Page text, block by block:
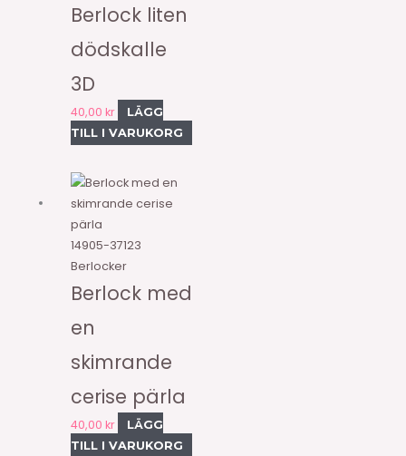
Berlock liten
dödskalle
3D
40,00kr
LÄGG
TILL I VARUKORG
14905-37123
Berlocker
Berlock med
en
skimrande
cerise pärla
40,00kr
LÄGG
TILL I VARUKORG